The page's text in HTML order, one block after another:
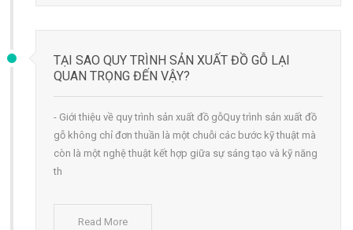
TẠI SAO QUY TRÌNH SẢN XUẤT ĐỒ GỖ LẠI
QUAN TRỌNG ĐẾN VẬY?
- Giới thiệu về quy trình sản xuất đồ gỗQuy trình sản xuất đồ
gỗ không chỉ đơn thuần là một chuỗi các bước kỹ thuật mà
còn là một nghệ thuật kết hợp giữa sự sáng tạo và kỹ năng
th
Read More